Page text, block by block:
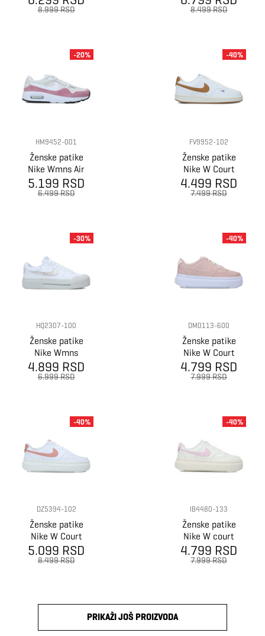
8.999 RSD 8.499 RSD
HM9452-001
Ženske patike
Nike Wmns Air
Max Sc Vday
5.199 RSD
6.499 RSD
-20%
FV9952-102
Ženske patike
Nike W Court
Vision Lo Nn
4.499 RSD
7.499 RSD
-40%
HQ2307-100
Ženske patike
Nike Wmns
Court Legacy
Lift Gfx 2
4.899 RSD
6.999 RSD
-30%
DM0113-600
Ženske patike
Nike W Court
Vision Alta Ltr
4.799 RSD
7.999 RSD
-40%
DZ5394-102
Ženske patike
Nike W Court
Vision Alta
5.099 RSD
8.499 RSD
-40%
IB4480-133
Ženske patike
Nike W court
vision alta trk3
4.799 RSD
7.999 RSD
-40%
PRIKAŽI JOŠ PROIZVODA